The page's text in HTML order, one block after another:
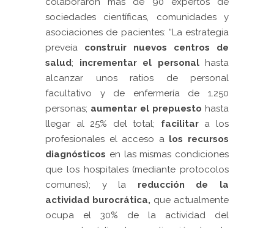
sociedades científicas, comunidades y
asociaciones de pacientes: “La estrategia
preveía construir nuevos centros de
salud; incrementar el personalhasta
alcanzar unos ratios de personal
facultativo y de enfermería de 1.250
personas; aumentar el prepuesto hasta
llegar al 25% del total; facilitara los
profesionales el acceso a los recursos
diagnósticos en las mismas condiciones
que los hospitales (mediante protocolos
comunes); y la reducción de la
actividad burocrática, que actualmente
ocupa el 30% de la actividad del